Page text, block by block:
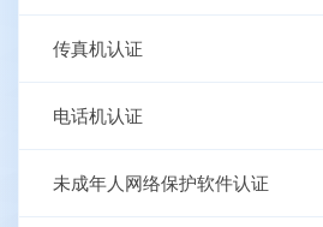
传真机认证
电话机认证
未成年人网络保护软件认证